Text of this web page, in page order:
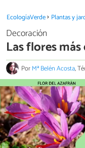
EcologíaVerde Plantas y
Decoración
Las flores más
PorMª Belén Acosta,